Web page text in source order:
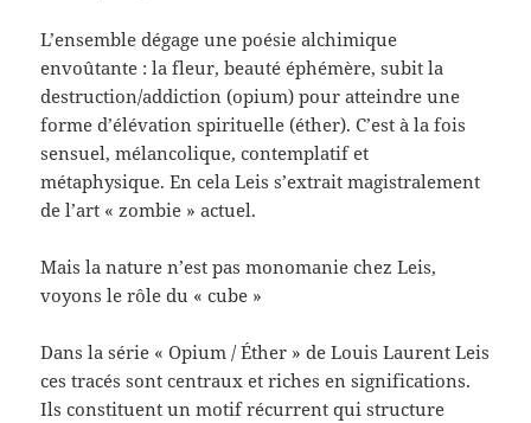
L’ensemble dégage une poésie alchimique
envoûtante : la fleur, beauté éphémère, subit la
destruction/addiction (opium) pour atteindre une
forme d’élévation spirituelle (éther). C’est à la fois
sensuel, mélancolique, contemplatif et
métaphysique. En cela Leis s’extrait magistralement
de l’art « zombie » actuel.
Mais la nature n’est pas monomanie chez Leis,
voyons le rôle du « cube »
Dans la série « Opium / Éther » de Louis Laurent Leis
ces tracés sont centraux et riches en significations.
Ils constituent un motif récurrent qui structure